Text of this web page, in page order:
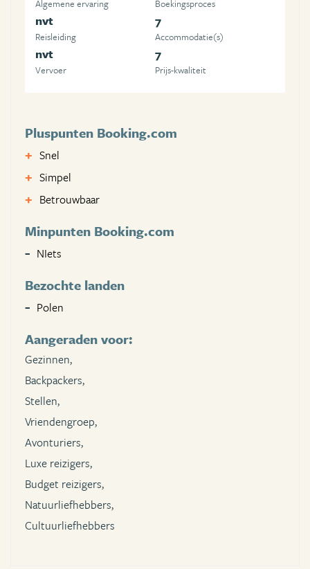
Algemene ervaring Boekingsproces
nvt
Reisleiding
7
Accommodatie(s)
nvt
Vervoer
7
Prijs-kwaliteit
Pluspunten Booking.com
Snel
Simpel
Betrouwbaar
Minpunten Booking.com
NIets
Bezochte landen
Polen
Aangeraden voor:
Gezinnen,
Backpackers,
Stellen,
Vriendengroep,
Avonturiers,
Luxe reizigers,
Budget reizigers,
Natuurliefhebbers,
Cultuurliefhebbers